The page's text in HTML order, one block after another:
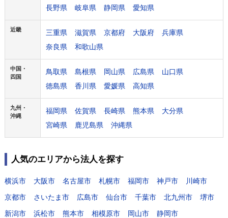
長野県
岐阜県 静岡県 愛知県
近畿 三重県 滋賀県 京都府 大阪府
兵庫県
奈良県
和歌山県
中国・
四国
鳥取県 島根県 岡山県 広島県
山口県
徳島県
香川県 愛媛県 高知県
九州・
沖縄
福岡県 佐賀県 長崎県 熊本県
大分県
宮崎県
鹿児島県 沖縄県
人気のエリアから法人を探す
横浜市 大阪市 名古屋市 札幌市 福岡市 神戸市
川崎市
京都市
さいたま市 広島市 仙台市 千葉市 北九州市
堺市
新潟市
浜松市 熊本市 相模原市 岡山市 静岡市